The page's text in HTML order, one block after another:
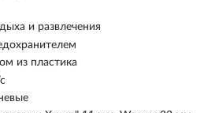
и развлечения
из пластика